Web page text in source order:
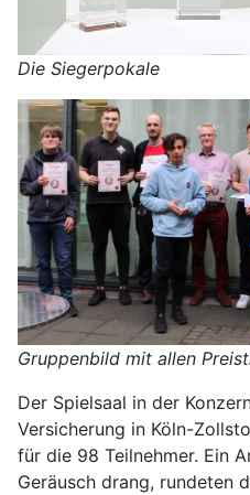
Die Siegerpokale
Gruppenbild mit allen
Der Spielsaal in der
Versicherung in Köln-
für die 98 Teilnehmer. Ein
Geräusch drang, rundeten